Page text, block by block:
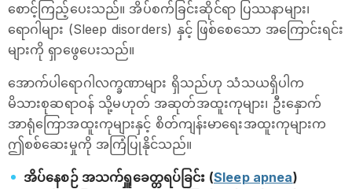
စောင့်ကြည့်ပေးသည်။ အိပ်စက်ခြင်းဆိုင်ရာ ပြဿနာများ၊
ရောဂါများ (Sleep disorders) နှင့် ဖြစ်စေသော အကြောင်းရင်း
များကို ရှာဖွေပေးသည်။
အောက်ပါရောဂါလက္ခဏာများ ရှိသည်ဟု သံသယရှိပါက
မိသားစုဆရာဝန် သို့မဟုတ် အဆုတ်အထူးကုများ၊ ဦးနှောက်
အာရုံကြောအထူးကုများနှင့် စိတ်ကျန်းမာ‌ရေးအထူးကုများက
ဤစစ်ဆေးမှုကို အကြံပြုနိုင်သည်။
အိပ်နေစဉ် အသက်ရှူခေတ္တရပ်ခြင်း (Sleep apnea)